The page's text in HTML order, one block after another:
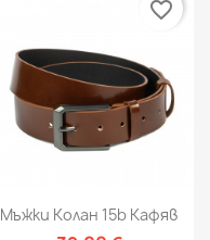
Мъжки Колан 15b Кафяв
favorite_border